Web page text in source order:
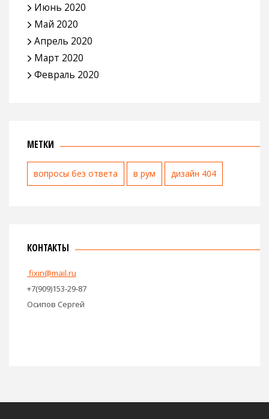
Июнь 2020
Май 2020
Апрель 2020
Март 2020
Февраль 2020
МЕТКИ
вопросы без ответа в рум дизайн 404
КОНТАКТЫ
fixin@mail.ru
+7(909)153-29-87
Осипов Сергей